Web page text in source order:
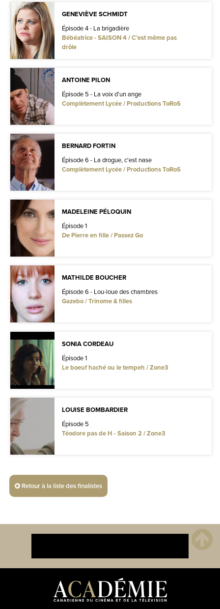
GENEVIÈVE SCHMIDT
Épisode 4 - La brigadière
Bébéatrice - SAISON 4 / C’est même pas
drôle
ANTOINE PILON
Épisode 5 - La voix d’un ange
Complètement Lycée / Productions ToRoS
BERNARD FORTIN
Épisode 6 - La drogue, c'est nase
Complètement Lycée / Productions ToRoS
MADELEINE PÉLOQUIN
Épisode 1
De Pierre en fille / Passez Go
MATHILDE BOUCHER
Épisode 6 - Lou-loue des chambres
Gazebo / Trinome & filles
SONIA CORDEAU
Épisode 1
Le boeuf haché ou le tempeh / Zone3
LOUISE BOMBARDIER
Épisode 5
Téodore pas de H - Saison 2 / Zone3
Retour à la liste des finalistes